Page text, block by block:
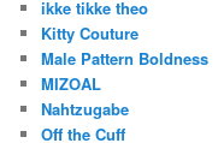
ikke tikke theo
Kitty Couture
Male Pattern Boldness
MIZOAL
Nahtzugabe
Off the Cuff